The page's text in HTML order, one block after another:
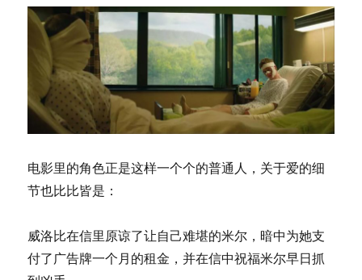
电影里的角色正是这样一个个的普通人，关于爱的细
节也比比皆是：
威洛比在信里原谅了让自己难堪的米尔，暗中为她支
付了广告牌一个月的租金，并在信中祝福米尔早日抓